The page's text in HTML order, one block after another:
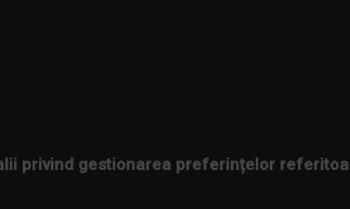
privind gestionarea preferințelor